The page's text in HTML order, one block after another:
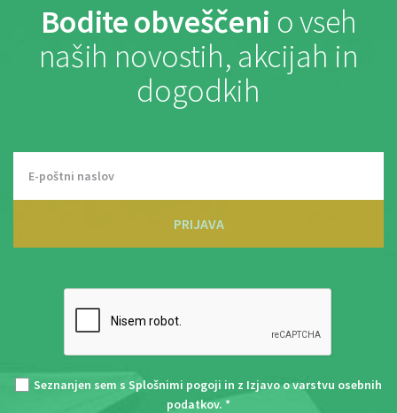
Bodite obveščeni o vseh
naših novostih, akcijah in
dogodkih
PRIJAVA
Seznanjen sem s Splošnimi pogoji in z Izjavo o varstvu osebnih
podatkov. *